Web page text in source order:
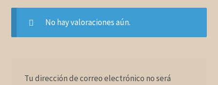
No hay valoraciones aún.
Tu dirección de correo electrónico no será